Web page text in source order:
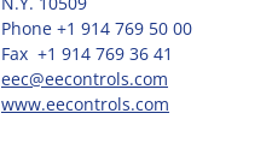
Phone+1 914 769 50 00
Fax +1 914 769 36 41
eec@eecontrols.com
www.eecontrols.com